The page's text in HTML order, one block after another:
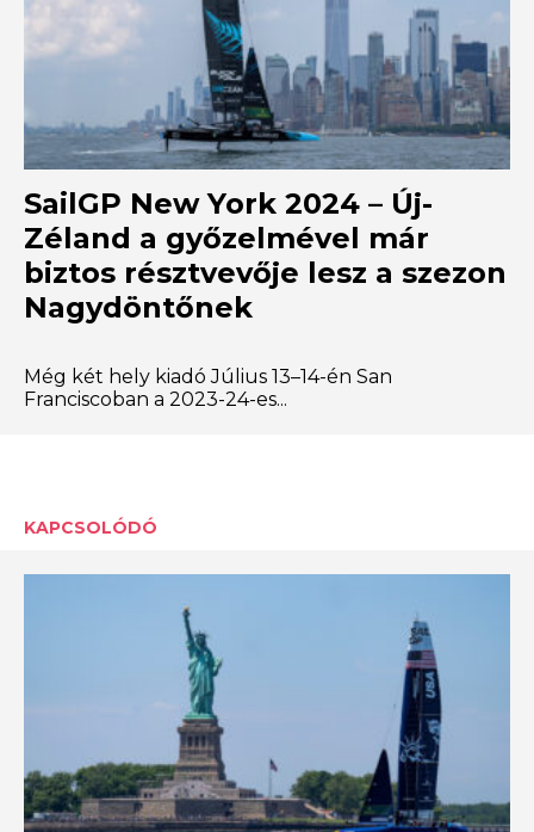
SailGP New York 2024 – Új-
Zéland a győzelmével már
biztos résztvevője lesz a szezon
Nagydöntőnek
Még két hely kiadó Július 13–14-én San
Franciscoban a 2023-24-es...
KAPCSOLÓDÓ